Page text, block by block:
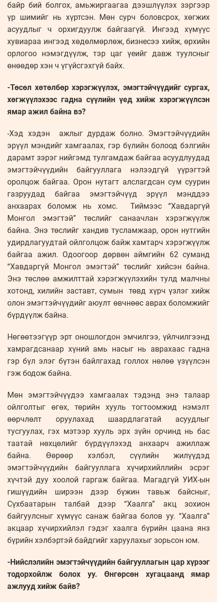
байр бий болгох, амьжиргаагаа дээшлүүлэх зэргээр
үр шимийг нь хүртсэн. Мөн сурч боловсрох, хөгжих
асуудлыг ч орхигдуулж байгаагүй. Ингээд хүмүүс
хувиараа ингээд хөдөлмөрлөж, бизнесээ хийж, өрхийн
орлогоо нэмэгдүүлж, тэр цаг үеийг давж туулсныг
өнөөдөр хэн ч үгүйсгэхгүй байх.
-Төсөл хөтөлбөр хэрэгжүүлэх, эмэгтэйчүүдийг сургах,
хөгжүүлэхээс гадна сүүлийн үед хийж хэрэгжүүлсэн
ямар ажил байна вэ?
-Хэд хэдэн ажлыг дурдаж болно. Эмэгтэйчүүдийн
эрүүл мэндийг хамгаалах, гэр бүлийн болоод бэлгийн
дарамт зэрэг нийгэмд тулгамдаж байгаа асуудлуудад
эмэгтэйчүүдийн байгууллага нэлээдгүй үүрэгтэй
оролцож байгаа. Орон нутагт алслагдсан сум суурин
газруудад байгаа эмэгтэйчүүд эрүүл мэнддээ
анхаарах боломж нь хомс. Тиймээс “Хавдаргүй
Монгол эмэгтэй” төслийг санаачлан хэрэгжүүлж
байна. Энэ төслийг хандив тусламжаар, орон нутгийн
удирдлагуудтай ойлголцож байж хамтарч хэрэгжүүлж
байгаа ажил. Одоогоор дөрвөн аймгийн 62 суманд
“Хавдаргүй Монгол эмэгтэй” төслийг хийсэн байна.
Энэ төслөө амжилттай хэрэгжүүлэхийн тулд малчны
хотонд, хилийн заставт, сумын төвд хүрч үзлэг хийж
олон эмэгтэйчүүдийг аюулт өвчнөөс аврах боломжийг
бүрдүүлж байна.
Нөгөөтээгүүр эрт оношлогдон эмчилгээ, үйлчилгээнд
хамрагдсанаар хүний амь насыг нь аврахаас гадна
гэр бүл элэг бүтэн байлгахад голлох нөлөө үзүүлсэн
гэж бодож байна.
Мөн эмэгтэйчүүдээ хамгаалах тэдэнд энэ талаар
ойлголтыг өгөх, төрийн хууль тогтоомжид нэмэлт
өөрчлөлт оруулахад шаардлагатай асуудлыг
тусгуулах, гэх мэтээр хууль эрх зүйн орчинд нь бас
таатай нөхцөлийг бүрдүүлэхэд анхаарч ажиллаж
байна. Өөрөөр хэлбэл, сүүлийн жилүүдэд
эмэгтэйчүүдийн байгууллага хүчирхийллийн эсрэг
хүчтэй дуу хоолой гаргаж байгаа. Магадгүй УИХ-ын
гишүүдийн ширээн дээр бүжин тавьж байсныг,
Сүхбаатарын талбай дээр “Хаалга” акц зохион
байгуулсныг хүмүүс санаж байгаа болов уу. “Хаалга”
акцаар хүчирхийлэл гэдэг хаалга бүрийн цаана янз
бүрийн хэлбэртэй байдгийг харуулахыг зорьсон юм.
-Нийслэлийн эмэгтэйчүүдийн байгууллагын цар хүрээг
тодорхойлж болох уу. Өнгөрсөн хугацаанд ямар
ажлууд хийж байв?